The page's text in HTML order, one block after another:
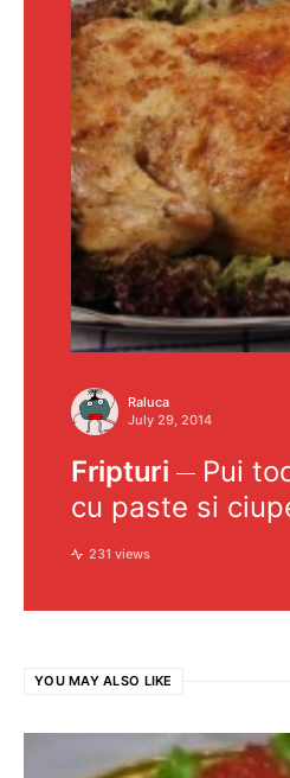
Raluca
July 29, 2014
Fripturi
Pui
cu paste si
231 views
YOU MAY ALSO LIKE